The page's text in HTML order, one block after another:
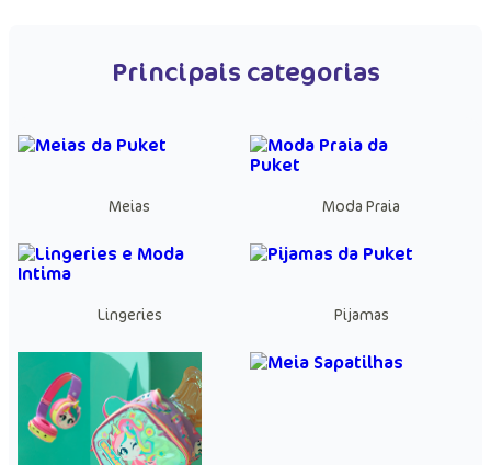
Principais categorias
Meias Moda Praia
Lingeries Pijamas